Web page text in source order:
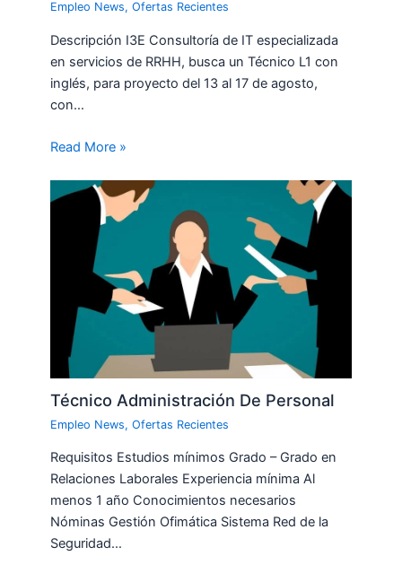
Empleo News,Ofertas Recientes
Descripción I3E Consultoría de IT especializada
en servicios de RRHH, busca un Técnico L1 con
inglés, para proyecto del 13 al 17 de agosto,
con…
Read More »
Técnico Administración De Personal
Empleo News,Ofertas Recientes
Requisitos Estudios mínimos Grado – Grado en
Relaciones Laborales Experiencia mínima Al
menos 1 año Conocimientos necesarios
Nóminas Gestión Ofimática Sistema Red de la
Seguridad…